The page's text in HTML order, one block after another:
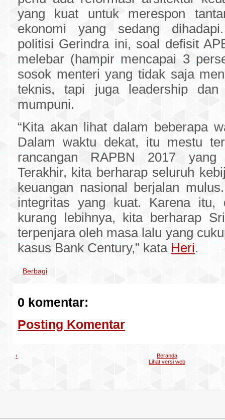
yang kuat untuk merespon
ekonomi yang sedang
politisi Gerindra ini, soal defisit
melebar (hampir mencapai 3
sosok menteri yang tidak saja
teknis, tapi juga leadership dan
mumpuni.
“Kita akan lihat dalam beberapa
Dalam waktu dekat, itu mestu
rancangan RAPBN 2017 yang
Terakhir, kita berharap seluruh
keuangan nasional berjalan
integritas yang kuat. Karena itu,
kurang lebihnya, kita berharap
terpenjara oleh masa lalu yang
kasus Bank Century,” kata Heri.
Berbagi
0 komentar:
Posting Komentar
‹
Beranda
Lihat versi web